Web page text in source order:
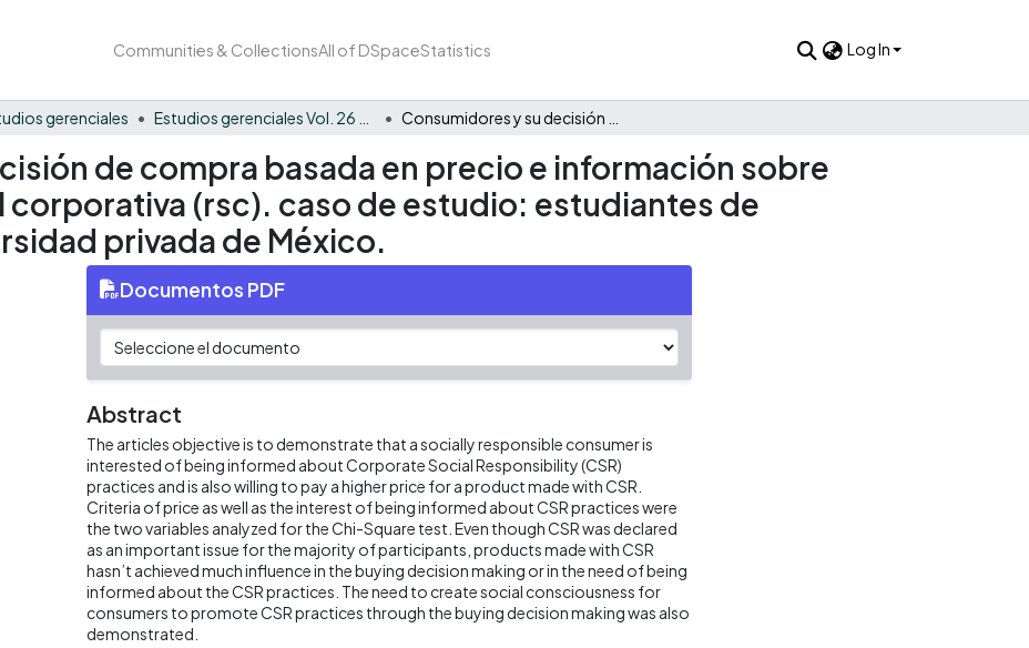
Communities & CollectionsAll of DSpaceStatistics Log In
gerenciales
de compra basada en precio e información sobre
(rsc). caso de estudio: estudiantes de
privada de México.
Documentos PDF
Abstract
The articles objective is to demonstrate that a socially responsible consumer is
interested of being informed about Corporate Social Responsibility (CSR)
practices and is also willing to pay a higher price for a product made with CSR.
Criteria of price as well as the interest of being informed about CSR practices were
the two variables analyzed for the Chi-Square test. Even though CSR was declared
as an important issue for the majority of participants, products made with CSR
hasn’t achieved much influence in the buying decision making or in the need of being
informed about the CSR practices. The need to create social consciousness for
consumers to promote CSR practices through the buying decision making was also
demonstrated.